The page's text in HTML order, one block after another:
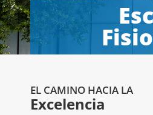
EL CAMINO HACIA LA
Excelencia